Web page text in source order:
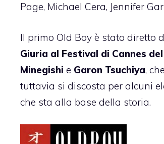
Page, Michael Cera, Jennifer
Il primo Old Boy è stato diretto
Giuria al Festival di Cannes
Minegishi e Garon Tsuchiya,
tuttavia si discosta per alcuni
che sta alla base della storia.